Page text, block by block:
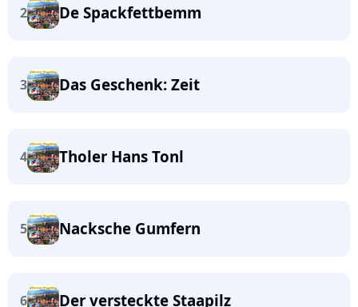
2 De Spackfettbemm
3 Das Geschenk: Zeit
4 Tholer Hans Tonl
5 Nacksche Gumfern
6 Der versteckte Staapilz